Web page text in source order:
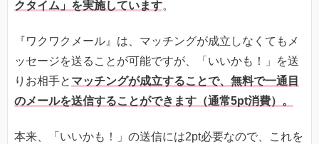
クタイム」を実施しています。
『ワクワクメール』は、マッチングが成立しなくてもメ
ッセージを送ることが可能ですが、「いいかも！」を送
りお相手と マッチングが成立することで、無料で一通目
のメールを送信することができます（通常5pt消費）。
本来、「いいかも！」の送信には2pt必要なので、これを